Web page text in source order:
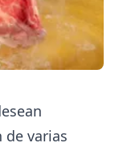
de varias